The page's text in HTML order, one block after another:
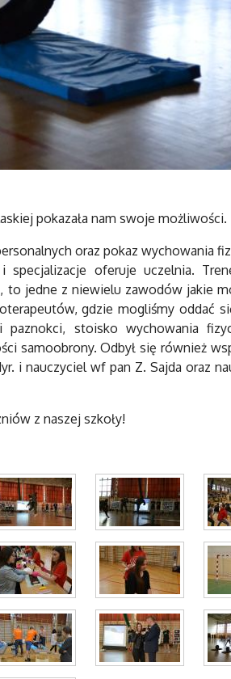
pokazała nam swoje możliwości.
oraz pokaz wychowania
oferuje uczelnia.
to jedne z niewielu zawodów jakie
gdzie mogliśmy oddać
stoisko wychowania
samoobrony. Odbył się również
i nauczyciel wf pan Z. Sajda oraz
z naszej szkoły!